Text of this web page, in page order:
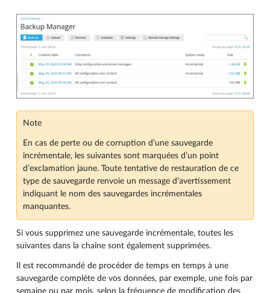
Note
En cas de perte ou de corruption d’une sauvegarde
incrémentale, les suivantes sont marquées d’un point
d’exclamation jaune. Toute tentative de restauration de ce
type de sauvegarde renvoie un message d’avertissement
indiquant le nom des sauvegardes incrémentales
manquantes.
Si vous supprimez une sauvegarde incrémentale, toutes les
suivantes dans la chaîne sont également supprimées.
Il est recommandé de procéder de temps en temps à une
sauvegarde complète de vos données, par exemple, une fois par
semaine ou par mois, selon la fréquence de modification des